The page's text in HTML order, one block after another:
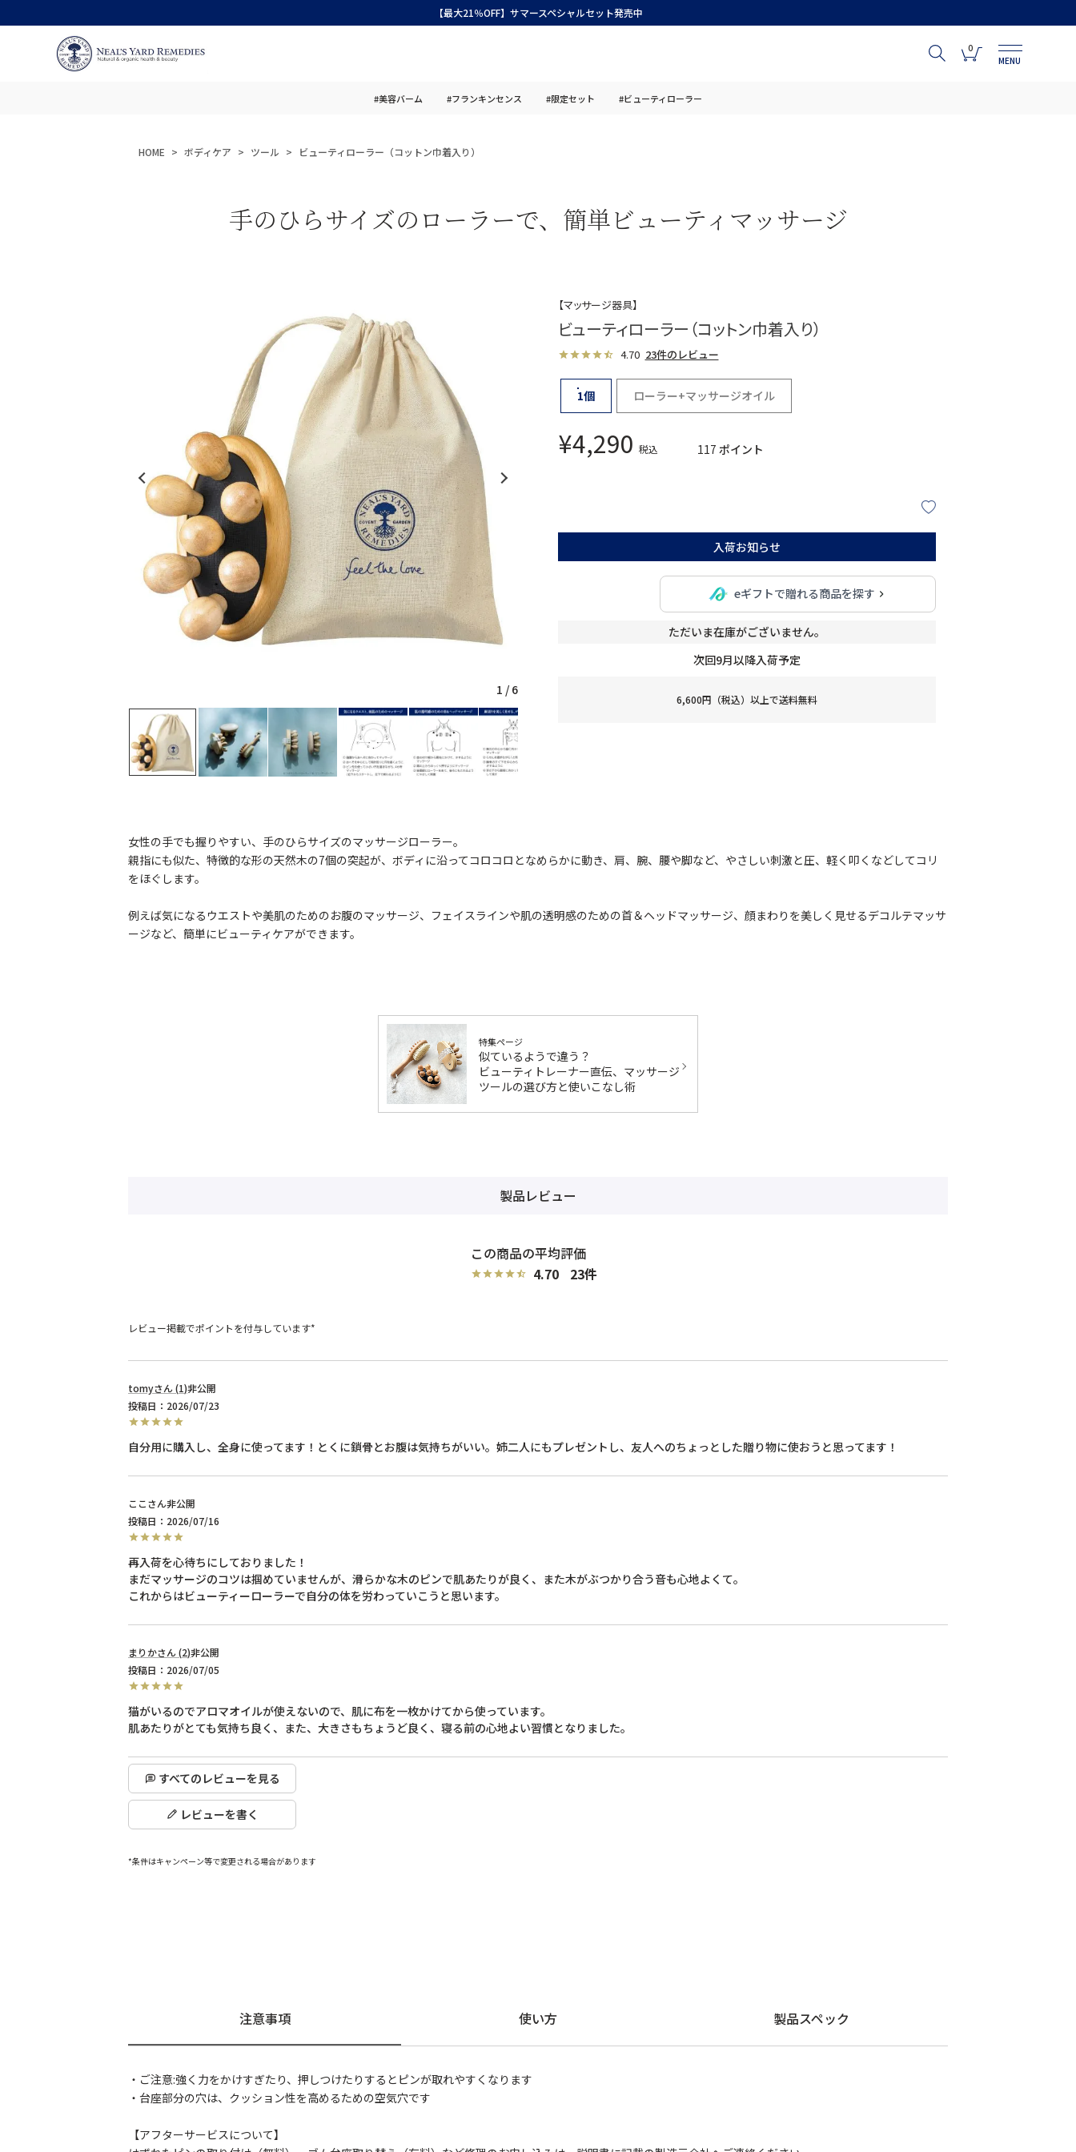
【最大21％OFF】サマースペシャルセット発売中
0
MENU
#美容バーム #フランキンセンス #限定セット #ビューティローラー
HOME ボディケア ツール ビューティローラー（コットン巾着入り）
手のひらサイズのローラーで、簡単ビューティマッサージ
1 / 6
【マッサージ器具】
ビューティローラー（コットン巾着入り）
4.70 23件のレビュー
1個 ローラー+マッサージオイル
¥4,290 税込 117 ポイント
入荷お知らせ
eギフトで贈れる商品を探す
ただいま在庫がございません。
次回9月以降入荷予定
6,600円（税込）以上で送料無料
女性の手でも握りやすい、手のひらサイズのマッサージローラー。
親指にも似た、特徴的な形の天然木の7個の突起が、ボディに沿ってコロコロとなめらかに動き、肩、腕、腰や脚など、やさしい刺激と圧、軽く叩くなどしてコリ
をほぐします。
例えば気になるウエストや美肌のためのお腹のマッサージ、フェイスラインや肌の透明感のための首＆ヘッドマッサージ、顔まわりを美しく見せるデコルテマッサ
ージなど、簡単にビューティケアができます。
特集ページ
似ているようで違う？
ビューティトレーナー直伝、マッサージ
ツールの選び方と使いこなし術
製品レビュー
4.70 23
レビュー掲載でポイントを付与しています*
tomy 1 非公開
投稿日
2026/07/23
自分用に購入し、全身に使ってます！とくに鎖骨とお腹は気持ちがいい。姉二人にもプレゼントし、友人へのちょっとした贈り物に使おうと思ってます！
ここ
非公開
投稿日
2026/07/16
再入荷を心待ちにしておりました！
まだマッサージのコツは掴めていませんが、滑らかな木のピンで肌あたりが良く、また木がぶつかり合う音も心地よくて。
これからはビューティーローラーで自分の体を労わっていこうと思います。
まりか 2 非公開
投稿日
2026/07/05
猫がいるのでアロマオイルが使えないので、肌に布を一枚かけてから使っています。
肌あたりがとても気持ち良く、また、大きさもちょうど良く、寝る前の心地よい習慣となりました。
すべてのレビューを見る
レビューを書く
*条件はキャンペーン等で変更される場合があります
注意事項 使い方 製品スペック
・ご注意:強く力をかけすぎたり、押しつけたりするとピンが取れやすくなります
・台座部分の穴は、クッション性を高めるための空気穴です
【アフターサービスについて】